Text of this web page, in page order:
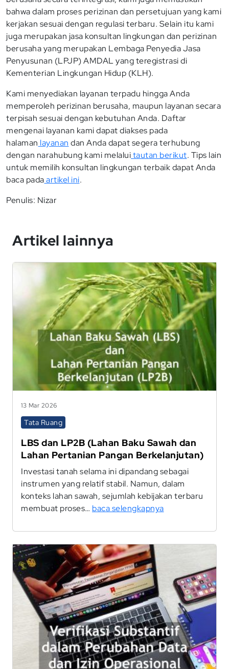
bahwa dalam proses perizinan dan persetujuan yang kami
kerjakan sesuai dengan regulasi terbaru. Selain itu kami
juga merupakan jasa konsultan lingkungan dan perizinan
berusaha yang merupakan Lembaga Penyedia Jasa
Penyusunan (LPJP) AMDAL yang teregistrasi di
Kementerian Lingkungan Hidup (KLH).
Kami menyediakan layanan terpadu hingga Anda
memperoleh perizinan berusaha, maupun layanan secara
terpisah sesuai dengan kebutuhan Anda. Daftar
mengenai layanan kami dapat diakses pada
halaman layanan dan Anda dapat segera terhubung
dengan narahubung kami melaluitautan berikut. Tips lain
untuk memilih konsultan lingkungan terbaik dapat Anda
baca padaartikel ini.
Penulis: Nizar
Artikel lainnya
13 Mar 2026
Tata Ruang
LBS dan LP2B (Lahan Baku Sawah dan
Lahan Pertanian Pangan Berkelanjutan)
Investasi tanah selama ini dipandang sebagai
instrumen yang relatif stabil. Namun, dalam
konteks lahan sawah, sejumlah kebijakan terbaru
membuat proses… baca selengkapnya